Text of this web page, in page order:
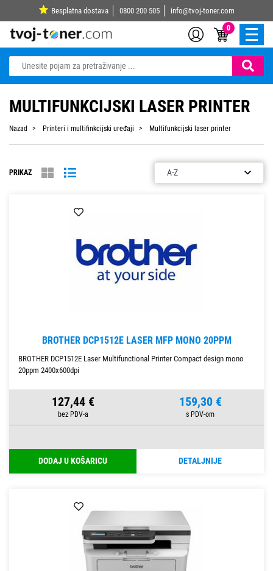
Besplatna dostava 0800 200 505 info@tvoj-toner.com
0
MULTIFUNKCIJSKI LASER PRINTER
Nazad Printeri i multifinkcijski uređaji Multifunkcijski laser printer
PRIKAZ
BROTHER DCP1512E LASER MFP MONO 20PPM
BROTHER DCP1512E Laser Multifunctional Printer Compact design mono
20ppm 2400x600dpi
127,44 € 159,30 €
DODAJ U KOŠARICU DETALJNIJE